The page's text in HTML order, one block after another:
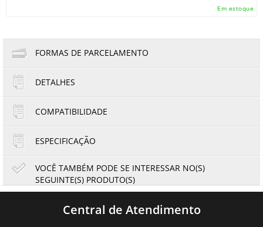
Em estoque
FORMAS DE PARCELAMENTO
1x de R$29,14
2x de R$14,57
DETALHES
COMPATIBILIDADE
ESPECIFICAÇÃO
VOCÊ TAMBÉM PODE SE INTERESSAR NO(S)
SEGUINTE(S) PRODUTO(S)
| Compatível
Central de Atendimento